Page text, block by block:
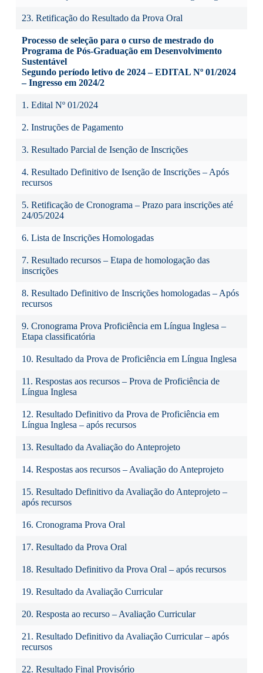
23. Retificação do Resultado da Prova Oral
Processo de seleção para o curso de mestrado do
Programa de Pós-Graduação em Desenvolvimento
Sustentável
Segundo período letivo de 2024 – EDITAL Nº 01/2024
– Ingresso em 2024/2
1. Edital Nº 01/2024
2. Instruções de Pagamento
3. Resultado Parcial de Isenção de Inscrições
4. Resultado Definitivo de Isenção de Inscrições – Após
recursos
5. Retificação de Cronograma – Prazo para inscrições até
24/05/2024
6. Lista de Inscrições Homologadas
7. Resultado recursos – Etapa de homologação das
inscrições
8. Resultado Definitivo de Inscrições homologadas – Após
recursos
9. Cronograma Prova Proficiência em Língua Inglesa –
Etapa classificatória
10. Resultado da Prova de Proficiência em Língua Inglesa
11. Respostas aos recursos – Prova de Proficiência de
Língua Inglesa
12. Resultado Definitivo da Prova de Proficiência em
Língua Inglesa – após recursos
13. Resultado da Avaliação do Anteprojeto
14. Respostas aos recursos – Avaliação do Anteprojeto
15. Resultado Definitivo da Avaliação do Anteprojeto –
após recursos
16. Cronograma Prova Oral
17. Resultado da Prova Oral
18. Resultado Definitivo da Prova Oral – após recursos
19. Resultado da Avaliação Curricular
20. Resposta ao recurso – Avaliação Curricular
21. Resultado Definitivo da Avaliação Curricular – após
recursos
22. Resultado Final Provisório